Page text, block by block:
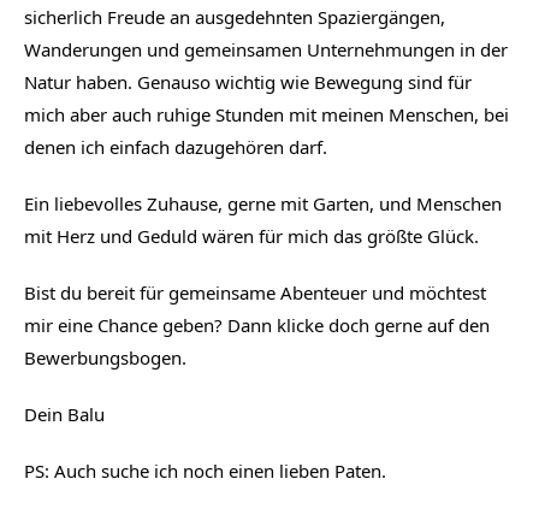
sicherlich Freude an ausgedehnten Spaziergängen,
Wanderungen und gemeinsamen Unternehmungen in der
Natur haben. Genauso wichtig wie Bewegung sind für
mich aber auch ruhige Stunden mit meinen Menschen, bei
denen ich einfach dazugehören darf.
Ein liebevolles Zuhause, gerne mit Garten, und Menschen
mit Herz und Geduld wären für mich das größte Glück.
Bist du bereit für gemeinsame Abenteuer und möchtest
mir eine Chance geben? Dann klicke doch gerne auf den
Bewerbungsbogen.
Dein Balu
PS: Auch suche ich noch einen lieben Paten.